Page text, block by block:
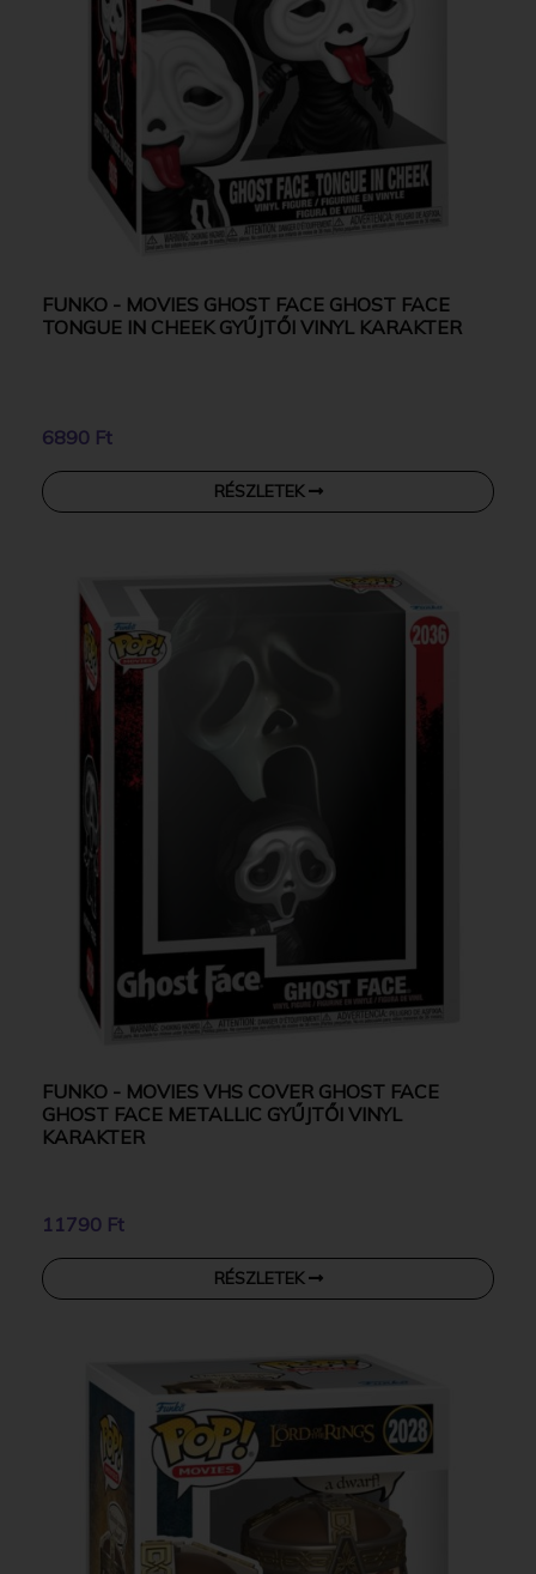
FUNKO - MOVIES GHOST FACE GHOST FACE
TONGUE IN CHEEK GYŰJTŐI VINYL KARAKTER
6890 Ft
RÉSZLETEK
FUNKO - MOVIES VHS COVER GHOST FACE
GHOST FACE METALLIC GYŰJTŐI VINYL
KARAKTER
11790 Ft
RÉSZLETEK